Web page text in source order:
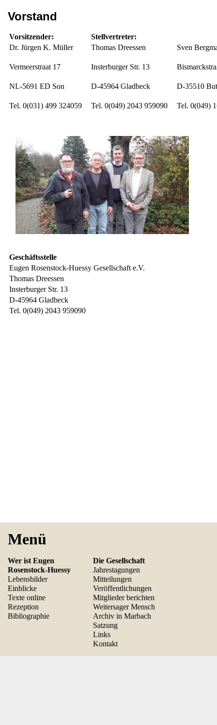
Menü
Wer ist Eugen
Rosenstock-Huessy
Lebensbilder
Einblicke
Texte online
Rezeption
Bibliographie
Die Gesellschaft
Jahrestagungen
Mitteilungen
Veröffentlichungen
Mitglieder berichten
Weitersager Mensch
Archiv in Marbach
Satzung
Links
Kontakt
Vorstand
Vorsitzender:
Stellvertreter:
Dr. Jürgen K. Müller
Thomas Dreessen Sven
Vermeerstraat 17 Insterburger Str. 13
NL-5691 ED Son D-45964 Gladbeck D-35510
Tel. 0(031) 499 324059 Tel. 0(049) 2043 959090 Tel. 0(049)
Geschäftsstelle
Eugen Rosenstock-Huessy Gesellschaft e.V.
Thomas Dreessen
Insterburger Str. 13
D-45964 Gladbeck
Tel. 0(049) 2043 959090